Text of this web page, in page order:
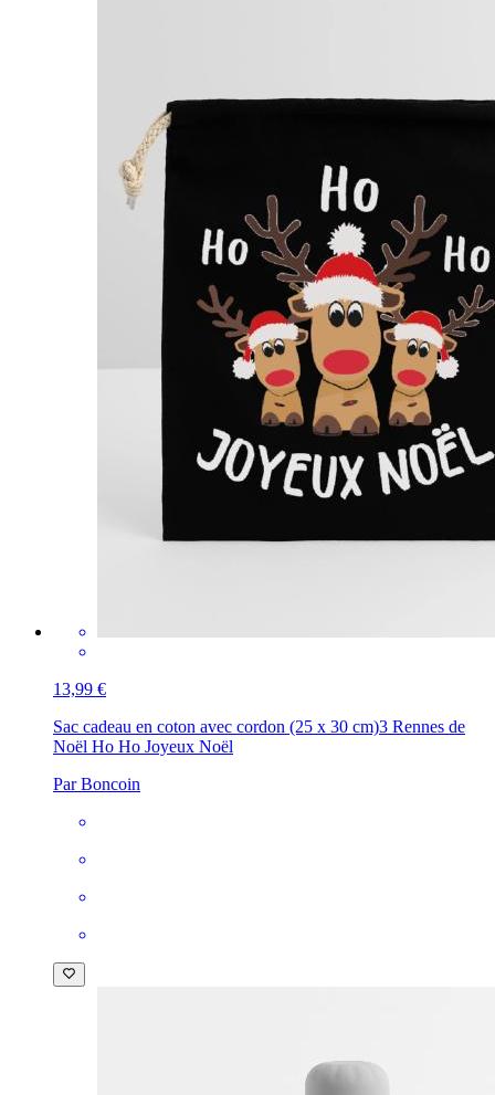
13,99 €
Sac cadeau en coton avec cordon (25 x 30 cm)3 Rennes de
Noël Ho Ho Joyeux Noël
Par Boncoin